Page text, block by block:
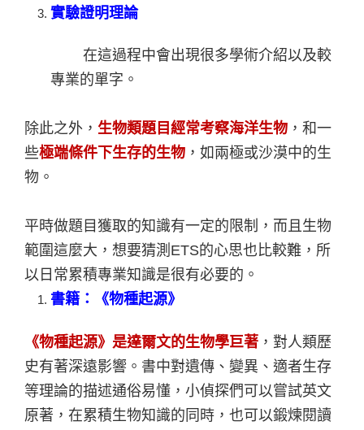
實驗證明理論
在這過程中會出現很多學術介紹以及較
專業的單字。
除此之外， 生物類題目經常考察海洋生物 ，和一
些極端條件下生存的生物 ，如兩極或沙漠中的生
物。
平時做題目獲取的知識有一定的限制，而且生物
範圍這麼大，想要猜測ETS的心思也比較難，所
以日常累積專業知識是很有必要的。
書籍：《物種起源》
《物種起源》是達爾文的生物學巨著 ，對人類歷
史有著深遠影響。書中對遺傳、變異、適者生存
等理論的描述通俗易懂，小偵探們可以嘗試英文
原著，在累積生物知識的同時，也可以鍛煉閱讀